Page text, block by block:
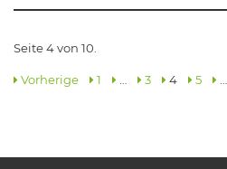
Seite 4 von 10.
Vorherige 1 3 4 5